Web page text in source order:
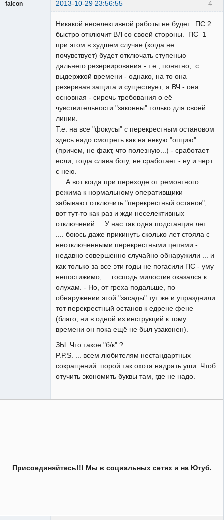
4
falcon 2013-10-29 23:56:55
Никакой неселективной работы не будет. ПС 2
быстро отключит ВЛ со своей стороны. ПС 1
при этом в худшем случае (когда не
почувствует) будет отключать ступенью
дальнего резервирования - т.е., понятно, с
выдержкой времени - однако, на то она
резервная защита и существует; а ВЧ - она
основная - сиречь требования о её
чувствительности "законны" только для своей
линии.
Т.е. на все "фокусы" с перекрестным остановом
здесь надо смотреть как на некую "опцию"
(причем, не факт, что полезную...) - сработает
если, тогда слава богу, не сработает - ну и черт
с нею.
.... А вот когда при переходе от ремонтного
режима к нормальному оперативщики
забывают отключить "перекрестный останов",
вот тут-то как раз и жди неселективных
отключений.... У нас так одна подстанция лет
.... боюсь даже прикинуть сколько лет стояла с
неотключенными перекрестными цепями -
недавно совершенно случайно обнаружили ... и
как только за все эти годы не погасили ПС - уму
непостижимо, ... господь милостив оказался к
олухам. - Но, от греха подальше, по
обнаружении этой "засады" тут же и упразднили
тот перекрестный останов к едрене фене
(благо, ни в одной из инструкций к тому
времени он пока ещё не был узаконен).
ЗЫ. Что такое "б/к" ?
P.P.S. ... всем любителям нестандартных
сокращений порой так охота надрать уши. Чтоб
отучить экономить буквы там, где не надо.
Присоединяйтесь!!! Мы в социальных сетях и на Ютуб.